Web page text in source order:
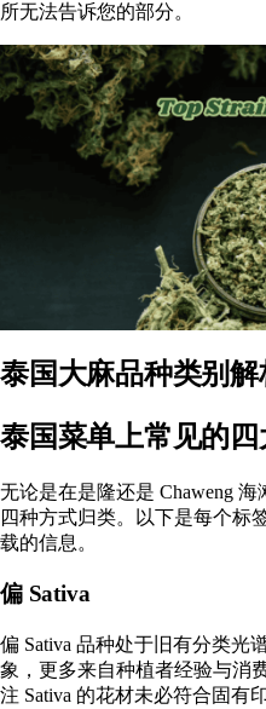
所无法告诉您的部分。
泰国大麻品种类别解
泰国菜单上常见的四
无论是在是隆还是 Chaweng
四种方式归类。以下是每个标
载的信息。
偏 Sativa
偏 Sativa 品种处于旧有分类光
象，更多来自种植者经验与消
注 Sativa 的花材未必符合固有